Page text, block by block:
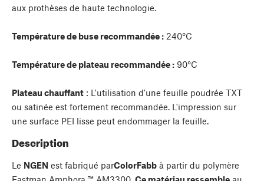
aux prothèses de haute technologie.
Température de buse recommandée : 240°C
Température de plateau recommandée : 90°C
Plateau chauffant : L'utilisation d'une feuille poudrée TXT
ou satinée est fortement recommandée. L'impression sur
une surface PEI lisse peut endommager la feuille.
Description
Le NGEN est fabriqué parColorFabb à partir du polymère